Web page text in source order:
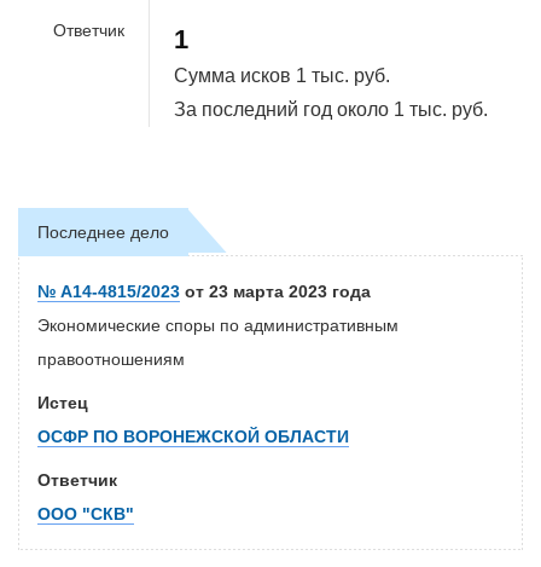
Ответчик 1
Сумма исков 1 тыс. руб.
За последний год около 1 тыс. руб.
Последнее дело
№ А14-4815/2023 от 23 марта 2023 года
Экономические споры по административным
правоотношениям
Истец
ОСФР ПО ВОРОНЕЖСКОЙ ОБЛАСТИ
Ответчик
ООО "СКВ"